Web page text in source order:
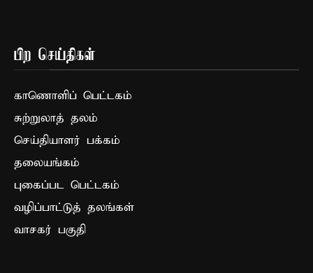
பிற செய்திகள்
காணொளிப் பெட்டகம்
சுற்றுலாத் தலம்
செய்தியாளர் பக்கம்
தலையங்கம்
புகைப்பட பெட்டகம்
வழிப்பாட்டுத் தலங்கள்
வாசகர் பகுதி